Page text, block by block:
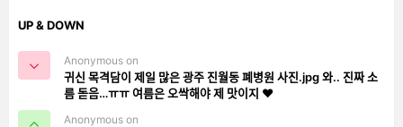
UP & DOWN
Anonymous on
귀신 목격담이 제일 많은 광주 진월동 폐병원 사진.jpg 와.. 진짜 소
름 돋음…ㅠㅠ 여름은 오싹해야 제 맛이지 ❤️
Anonymous on